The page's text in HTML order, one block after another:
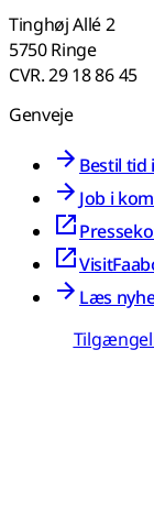
Tinghøj Allé 2
5750 Ringe
CVR. 29 18 86 45
Genveje
Bestil tid
Job i
Læs